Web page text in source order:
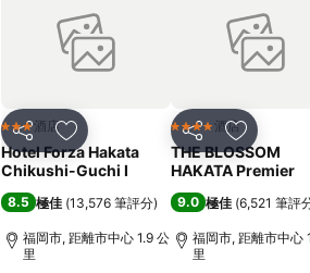
分享 放到收藏夾
3 星級酒店
Hotel Forza Hakata
Chikushi-Guchi Ⅰ
8.5 極佳 (13,576 筆評分)
福岡市, 距離市中心 1.9 公
里
分享 放到收藏
4 星級 酒店
THE BLOSSOM
HAKATA Premier
9.0 極佳 (6,521 筆評
福岡市, 距離市中心
里